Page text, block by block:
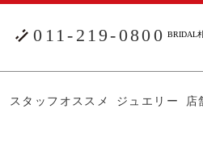
011-219-0800 BRIDAL
スタッフオススメ ジュエリー 店